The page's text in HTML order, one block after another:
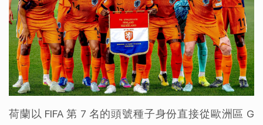
荷蘭以 FIFA 第 7 名的頭號種子身份直接從歐洲區 G